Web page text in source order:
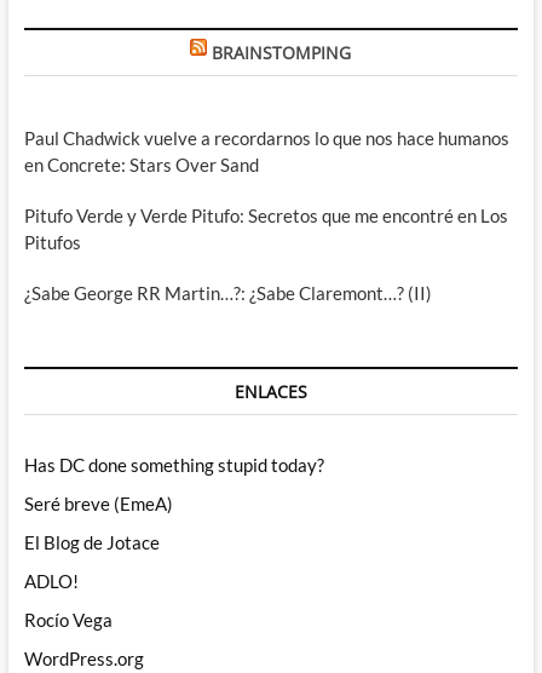
BRAINSTOMPING
Paul Chadwick vuelve a recordarnos lo que nos hace humanos
en Concrete: Stars Over Sand
Pitufo Verde y Verde Pitufo: Secretos que me encontré en Los
Pitufos
¿Sabe George RR Martin…?: ¿Sabe Claremont…? (II)
ENLACES
Has DC done something stupid today?
Seré breve (EmeA)
El Blog de Jotace
ADLO!
Rocío Vega
WordPress.org